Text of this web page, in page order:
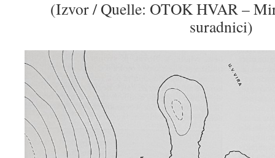
(Izvor / Quelle: OTOK HVAR –
suradnici)